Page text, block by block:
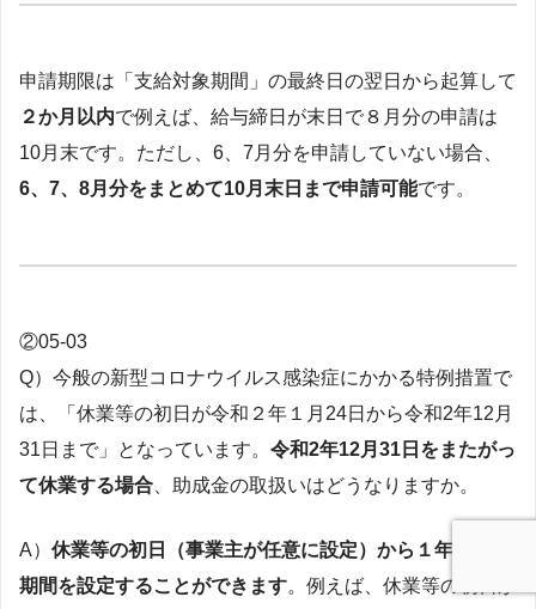
申請期限は「支給対象期間」の最終日の翌日から起算して
２か月以内で例えば、給与締日が末日で８月分の申請は
10月末です。ただし、6、7月分を申請していない場合、
6、7、8月分をまとめて10月末日まで申請可能です。
②05-03
Q）今般の新型コロナウイルス感染症にかかる特例措置で
は、「休業等の初日が令和２年１月24日から令和2年12月
31日まで」となっています。 令和2年12月31日をまたがっ
て休業する場合 、助成金の取扱いはどうなりますか。
A） 休業等の初日（事業主が任意に設定）から１年間対象
期間を設定することができます。例えば、休業等の初日が